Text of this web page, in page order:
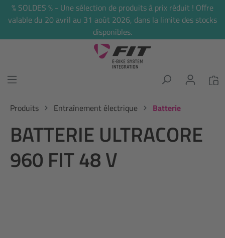
principal
% SOLDES % - Une sélection de produits à prix réduit ! Offre
valable du 20 avril au 31 août 2026, dans la limite des stocks
disponibles.
Produits Entraînement électrique Batterie
BATTERIE ULTRACORE
960 FIT 48 V